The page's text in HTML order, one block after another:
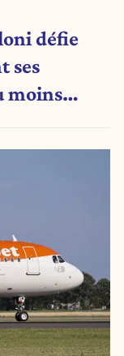
défie
ses
moins